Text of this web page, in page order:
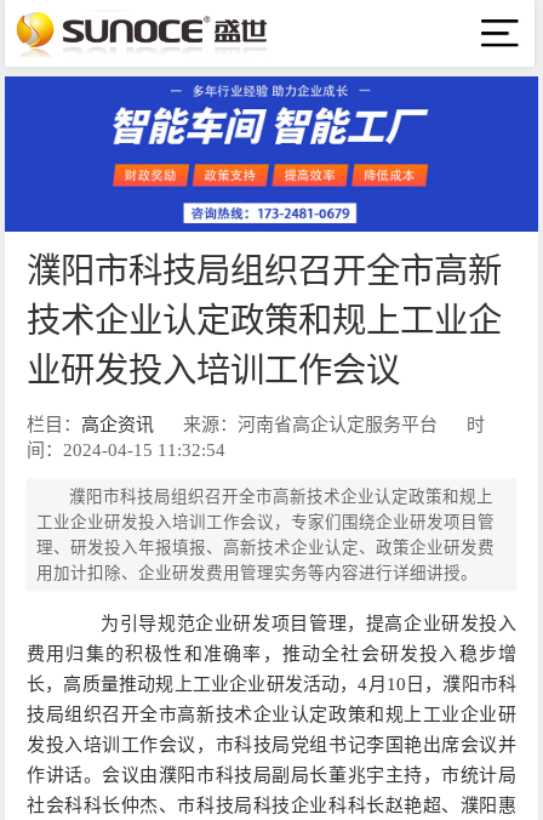
濮阳市科技局组织召开全市高新
技术企业认定政策和规上工业企
业研发投入培训工作会议
栏目：高企资讯 来源：河南省高企认定服务平台
时
间：2024-04-15 11:32:54
濮阳市科技局组织召开全市高新技术企业认定政策和规上
工业企业研发投入培训工作会议，专家们围绕企业研发项目管
理、研发投入年报填报、高新技术企业认定、政策企业研发费
用加计扣除、企业研发费用管理实务等内容进行详细讲授。
为引导规范企业研发项目管理，提高企业研发投入
费用归集的积极性和准确率，推动全社会研发投入稳步增
长，高质量推动规上工业企业研发活动，4月10日，濮阳市科
技局组织召开全市高新技术企业认定政策和规上工业企业研
发投入培训工作会议，市科技局党组书记李国艳出席会议并
作讲话。会议由濮阳市科技局副局长董兆宇主持，市统计局
社会科科长仲杰、市科技局科技企业科科长赵艳超、濮阳惠